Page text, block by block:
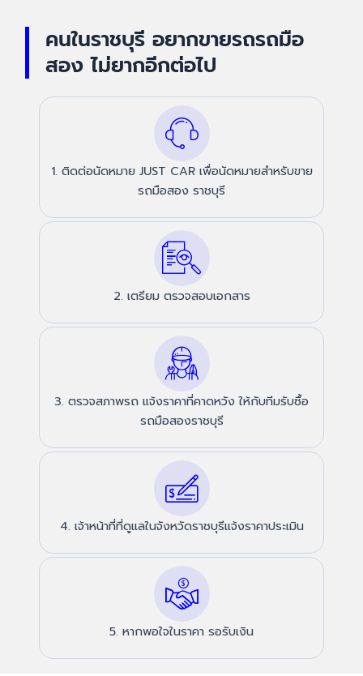
คนในราชบุรี อยากขายรถรถมือ
สอง ไม่ยากอีกต่อไป
1. ติดต่อนัดหมาย JUST CAR เพื่อนัดหมายสำหรับขาย
รถมือสอง ราชบุรี
2. เตรียม ตรวจสอบเอกสาร
3. ตรวจสภาพรถ แจ้งราคาที่คาดหวัง ให้กับทีมรับซื้อ
รถมือสองราชบุรี
4. เจ้าหน้าที่ที่ดูแลในจังหวัดราชบุรีแจ้งราคาประเมิน
5. หากพอใจในราคา รอรับเงิน